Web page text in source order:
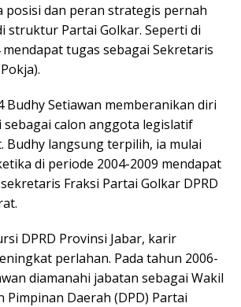
posisi dan peran strategis pernah
struktur Partai Golkar. Seperti di
tugas sebagai Sekretaris
Budhy Setiawan memberanikan diri
sebagai calon anggota legislatif
Budhy langsung terpilih, ia mulai
di periode 2004-2009 mendapat
Fraksi Partai Golkar DPRD
DPRD Provinsi Jabar, karir
perlahan. Pada tahun 2006-
diamanahi jabatan sebagai Wakil
Pimpinan Daerah (DPD) Partai